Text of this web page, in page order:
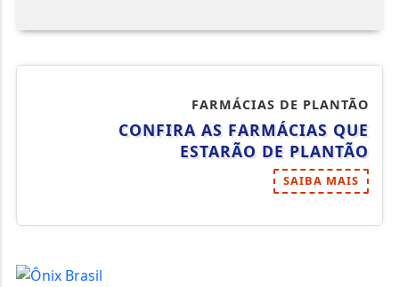
FARMÁCIAS DE PLANTÃO
CONFIRA AS FARMÁCIAS QUE
ESTARÃO DE PLANTÃO
SAIBA MAIS